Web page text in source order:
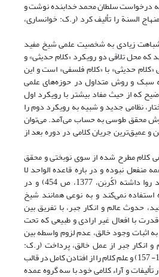
به درخواست سلطان محمد خدابنده نوشت و
السنة را تألیف کرد (ر.ک: خوانساری،
زیادی به شخصیت علمی شیخ مفید
محل تلاقی دو رویکرد «کلام حدیثی» و
«کلام حدیثی» با «کلام فلسفی» است و این
به سبک و روش متداول در حوزه‌های علمی
که از حیث مفاد بیشتر با رویکرد اول
نظامی جدید و شبیه به رویکرد دوم را
روش محقق طوسی به حساب می‌آمد. می‌توان
و عمیق‌ترین جریان کلامی در دوره بعد از
کلام مطرح شده از سوی نوبختی و محقق
منفعل نبوده و در باره قاعده الواحد لا
یصدر عنه الاّ الواحد، تردید روا داشته (کُربَن، 1377، ص 454) و در
استفاده نمی‌کند و به نوعی همانند شیخ
حدوث عالم و انکار جبر، با تفریق بین
با افعال غیر ارادی و طبیعی که تحت
اثبات وجود خالق، عدم لزوم واسطه بین
انکار جبر از عمل خالق، پرداخت (ر.ک:
مشکوة الدینی، 1349، 2: 149- 157) و علم کلام را از افتادن کامل در قالب
و آراء کلامی خود با سه گروه عمده